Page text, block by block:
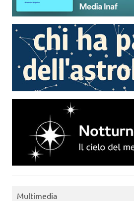
Multimedia